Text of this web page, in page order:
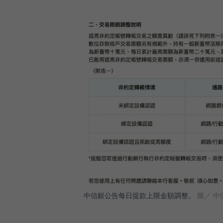
中信銀公告每日提款上限金額調整。 圖／ 中